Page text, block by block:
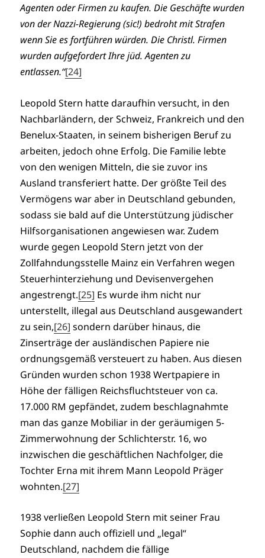
Agenten oder Firmen zu kaufen. Die Geschäfte wurden
von der Nazzi-Regierung (sic!) bedroht mit Strafen
wenn Sie es fortführen würden. Die Christl. Firmen
wurden aufgefordert Ihre jüd. Agenten zu
entlassen.“[24]
Leopold Stern hatte daraufhin versucht, in den
Nachbarländern, der Schweiz, Frankreich und den
Benelux-Staaten, in seinem bisherigen Beruf zu
arbeiten, jedoch ohne Erfolg. Die Familie lebte
von den wenigen Mitteln, die sie zuvor ins
Ausland transferiert hatte. Der größte Teil des
Vermögens war aber in Deutschland gebunden,
sodass sie bald auf die Unterstützung jüdischer
Hilfsorganisationen angewiesen war. Zudem
wurde gegen Leopold Stern jetzt von der
Zollfahndungsstelle Mainz ein Verfahren wegen
Steuerhinterziehung und Devisenvergehen
angestrengt.[25] Es wurde ihm nicht nur
unterstellt, illegal aus Deutschland ausgewandert
zu sein,[26] sondern darüber hinaus, die
Zinserträge der ausländischen Papiere nie
ordnungsgemäß versteuert zu haben. Aus diesen
Gründen wurden schon 1938 Wertpapiere in
Höhe der fälligen Reichsfluchtsteuer von ca.
17.000 RM gepfändet, zudem beschlagnahmte
man das ganze Mobiliar in der geräumigen 5-
Zimmerwohnung der Schlichterstr. 16, wo
inzwischen die geschäftlichen Nachfolger, die
Tochter Erna mit ihrem Mann Leopold Präger
wohnten.[27]
1938 verließen Leopold Stern mit seiner Frau
Sophie dann auch offiziell und „legal“
Deutschland, nachdem die fällige